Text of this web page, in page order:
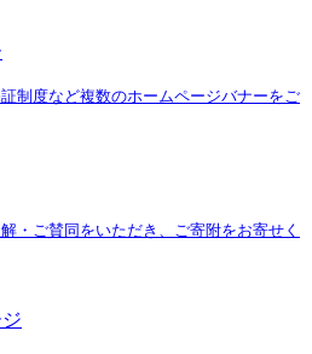
制度など複数のホームページバナーをご
・ご賛同をいただき、ご寄附をお寄せく